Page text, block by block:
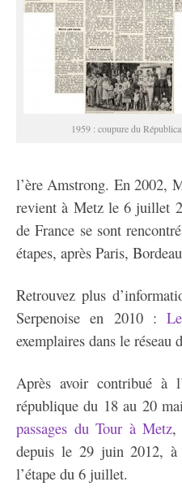
1959 : coupure du
l’ère Amstrong. En 2002,
revient à Metz le 6 juillet
de France se sont
étapes, après Paris,
Retrouvez plus
Serpenoise en 2010 :
exemplaires dans le
Après avoir contribué à
république du 18 au 20
passages du Tour à Metz,
depuis le 29 juin 2012, à
l’étape du 6 juillet.